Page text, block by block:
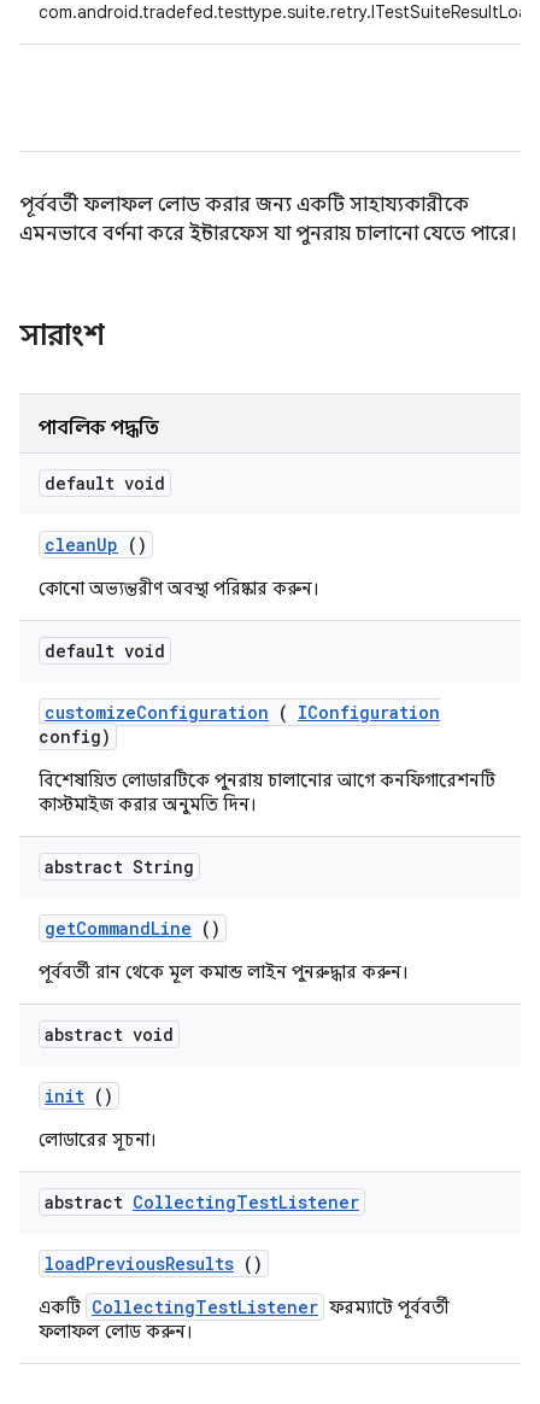
পূর্ববর্তী ফলাফল লোড করার জন্য একটি সাহায্যকারীকে
এমনভাবে বর্ণনা করে ইন্টারফেস যা পুনরায় চালানো যেতে পারে।
সারাংশ
পাবলিক পদ্ধতি
default void
cleanUp ()
কোনো অভ্যন্তরীণ অবস্থা পরিষ্কার করুন।
default void
customizeConfiguration ( IConfiguration
config)
বিশেষায়িত লোডারটিকে পুনরায় চালানোর আগে কনফিগারেশনটি
কাস্টমাইজ করার অনুমতি দিন।
abstract String
getCommandLine ()
পূর্ববর্তী রান থেকে মূল কমান্ড লাইন পুনরুদ্ধার করুন।
abstract void
init ()
লোডারের সূচনা।
abstract CollectingTestListener
loadPreviousResults ()
একটি CollectingTestListener ফরম্যাটে পূর্ববর্তী
ফলাফল লোড করুন।